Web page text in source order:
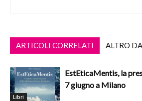
ARTICOLI CORRELATI ALTRO
Libri
EstEticaMentis, la
7 giugno a Milano